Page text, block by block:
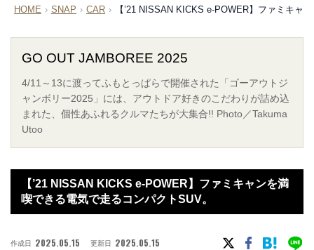
HOME › SNAP › CAR › 【’21 NISSAN KICKS e-POWER】ファミキャ
GO OUT JAMBOREE 2025
4/11～13に渡ってふもとっぱらで開催された「ゴーアウトジ
ャンボリー2025」には、アウトドア好きのこだわりが詰め込
まれた、個性あふれるクルマたちが大集合!! Photo／Takuma
Utoo
【’21 NISSAN KICKS e-POWER】ファミキャンを満
喫できる電気で走るコンパクトSUV。
作成日 2025.05.15 更新日 2025.05.15